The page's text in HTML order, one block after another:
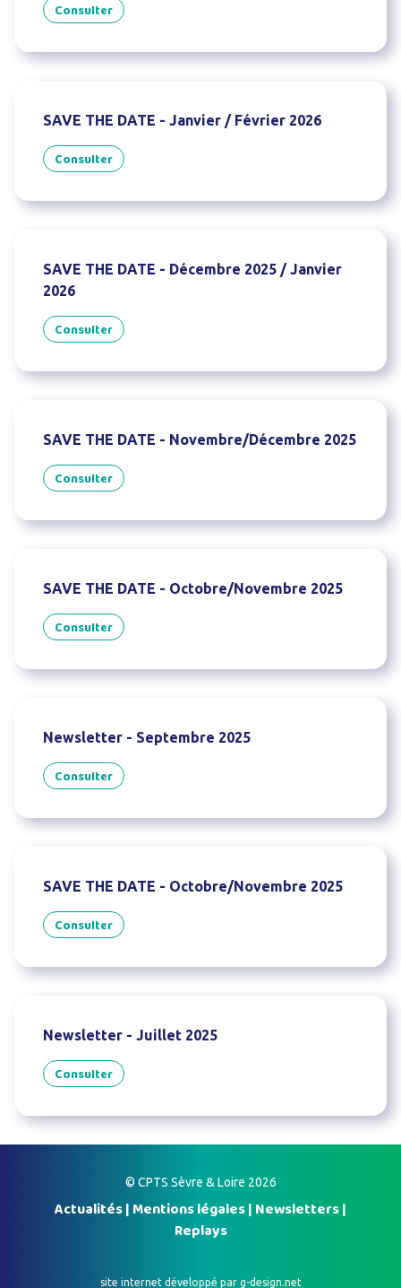
Consulter
SAVE THE DATE - Janvier / Février 2026
Consulter
SAVE THE DATE - Décembre 2025 / Janvier
2026
Consulter
SAVE THE DATE - Novembre/Décembre 2025
Consulter
SAVE THE DATE - Octobre/Novembre 2025
Consulter
Newsletter - Septembre 2025
Consulter
SAVE THE DATE - Octobre/Novembre 2025
Consulter
Newsletter - Juillet 2025
Consulter
© CPTS Sèvre & Loire 2026
Actualités| Mentions légales| Newsletters|
Replays
site internet développé par g-design.net